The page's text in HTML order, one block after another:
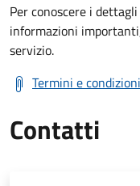
Per conoscere i
informazioni
servizio.
Termini e
Contatti